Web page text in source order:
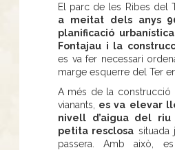
El parc de les Ribes del
a meitat dels anys
planificació
Fontajau i la
es va fer necessari
marge esquerre del Ter
A més de la construcció
vianants,
es va elevar
nivell d’aigua del
petita resclosa
passera. Amb això,